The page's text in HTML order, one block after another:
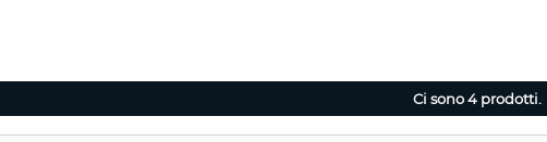
Ci sono 4 prodotti.